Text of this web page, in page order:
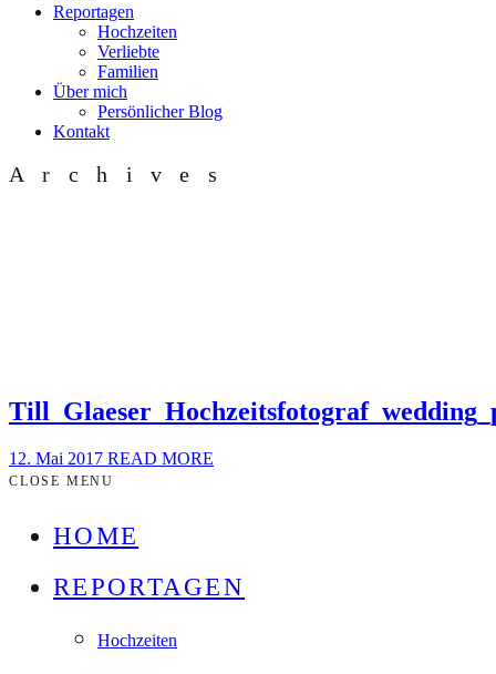
Reportagen
Hochzeiten
Verliebte
Familien
Über mich
Persönlicher Blog
Kontakt
Archives
12. Mai 2017 READ MORE
CLOSE MENU
HOME
REPORTAGEN
Hochzeiten